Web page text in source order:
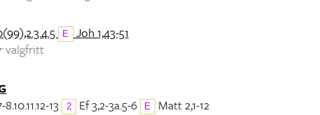
E
Joh 1,43-51
valgfritt
13 2 Ef 3,2-3a.5-6 E
Matt 2,1-12